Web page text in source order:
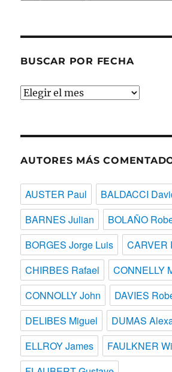
BUSCAR POR FECHA
Buscar
AUTORES MÁS
AUSTER Paul
BALDACCI
BARNES Julian
BOLAÑO
BORGES Jorge Luis
CARVER
CHIRBES Rafael
CONNELLY
CONNOLLY John
DAVIES
DELIBES Miguel
DUMAS
ELLROY James
FAULKNER